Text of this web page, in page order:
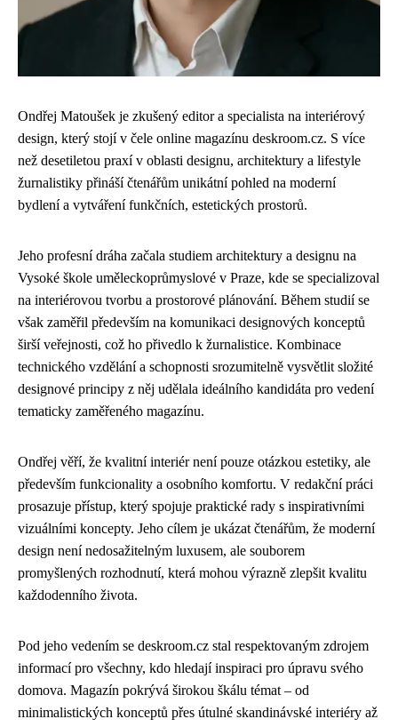
Ondřej Matoušek je zkušený editor a specialista na interiérový
design, který stojí v čele online magazínu deskroom.cz. S více
než desetiletou praxí v oblasti designu, architektury a lifestyle
žurnalistiky přináší čtenářům unikátní pohled na moderní
bydlení a vytváření funkčních, estetických prostorů.
Jeho profesní dráha začala studiem architektury a designu na
Vysoké škole uměleckoprůmyslové v Praze, kde se specializoval
na interiérovou tvorbu a prostorové plánování. Během studií se
však zaměřil především na komunikaci designových konceptů
širší veřejnosti, což ho přivedlo k žurnalistice. Kombinace
technického vzdělání a schopnosti srozumitelně vysvětlit složité
designové principy z něj udělala ideálního kandidáta pro vedení
tematicky zaměřeného magazínu.
Ondřej věří, že kvalitní interiér není pouze otázkou estetiky, ale
především funkcionality a osobního komfortu. V redakční práci
prosazuje přístup, který spojuje praktické rady s inspirativními
vizuálními koncepty. Jeho cílem je ukázat čtenářům, že moderní
design není nedosažitelným luxusem, ale souborem
promyšlených rozhodnutí, která mohou výrazně zlepšit kvalitu
každodenního života.
Pod jeho vedením se deskroom.cz stal respektovaným zdrojem
informací pro všechny, kdo hledají inspiraci pro úpravu svého
domova. Magazín pokrývá širokou škálu témat – od
minimalistických konceptů přes útulné skandinávské interiéry až